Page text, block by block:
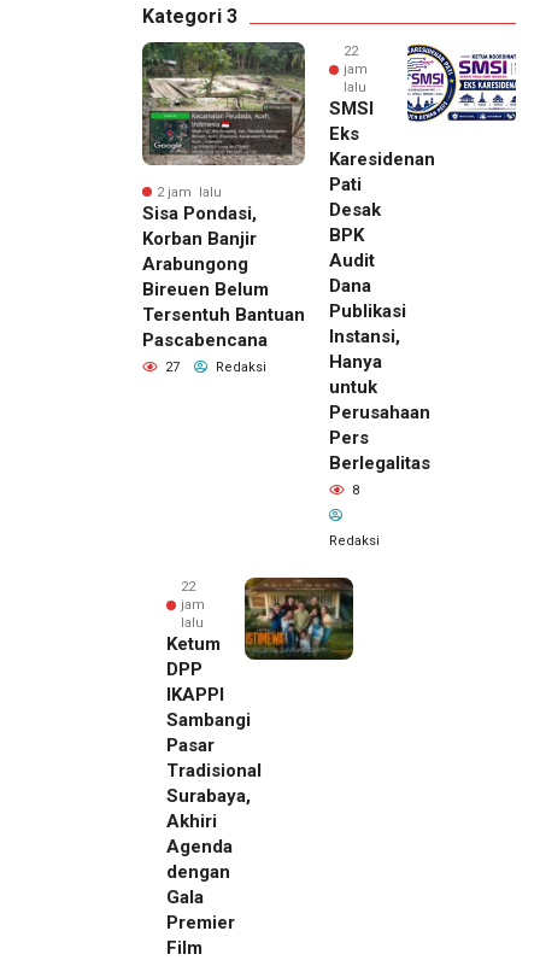
Kategori 3
2 jam lalu
Sisa Pondasi,
Korban Banjir
Arabungong
Bireuen Belum
Tersentuh Bantuan
Pascabencana
27 Redaksi
22
jam
lalu
SMSI
Eks
Karesidenan
Pati
Desak
BPK
Audit
Dana
Publikasi
Instansi,
Hanya
untuk
Perusahaan
Pers
Berlegalitas
8
Redaksi
22
jam
lalu
Ketum
DPP
IKAPPI
Sambangi
Pasar
Tradisional
Surabaya,
Akhiri
Agenda
dengan
Gala
Premier
Film